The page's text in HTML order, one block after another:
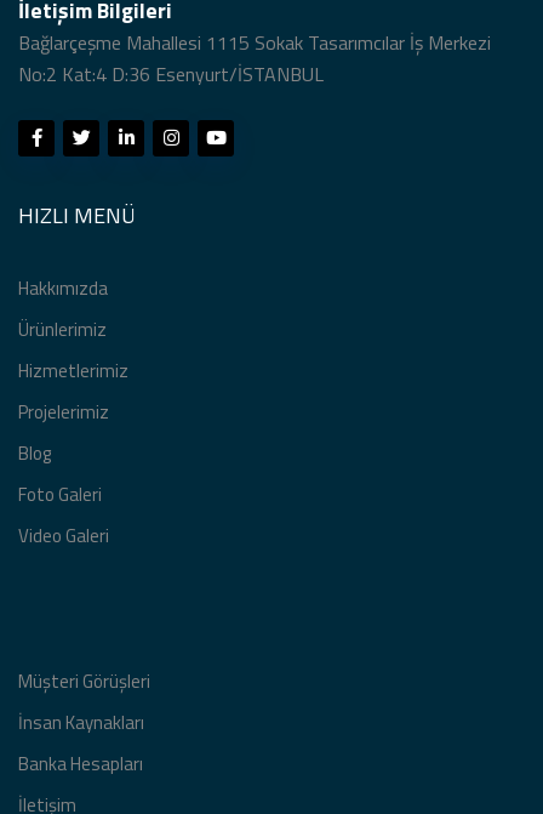
İletişim Bilgileri
Bağlarçeşme Mahallesi 1115 Sokak Tasarımcılar İş Merkezi
No:2 Kat:4 D:36 Esenyurt/İSTANBUL
HIZLI MENÜ
Hakkımızda
Ürünlerimiz
Hizmetlerimiz
Projelerimiz
Blog
Foto Galeri
Video Galeri
Müşteri Görüşleri
İnsan Kaynakları
Banka Hesapları
İletişim